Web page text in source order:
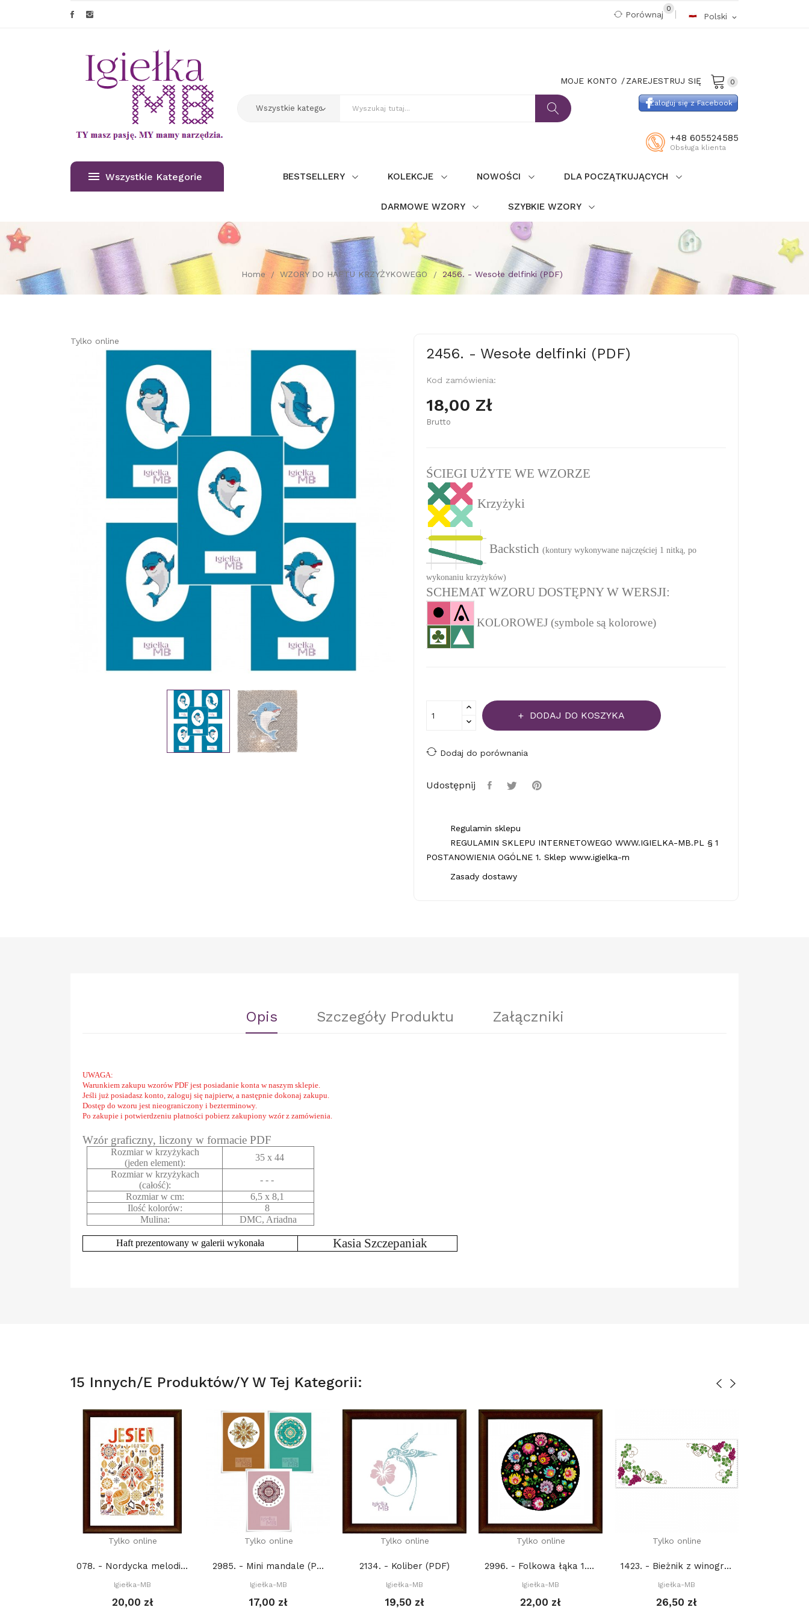
Polski expand_more
Porównaj
0
0
MOJE KONTO ZAREJESTRUJ SIĘ
+48 605524585
Obsługa klienta
Zaloguj się z Facebook
Wszystkie Kategorie BESTSELLERY KOLEKCJE NOWOŚCI DLA POCZĄTKUJĄCYCH
DARMOWE WZORY SZYBKIE WZORY
Home WZORY DO HAFTU KRZYŻYKOWEGO 2456. - Wesołe delfinki (PDF)
Tylko online
2456. - Wesołe delfinki (PDF)
Kod zamówienia:
18,00 Zł
Brutto
ŚCIEGI UŻYTE WE WZORZE
Krzyżyki
Backstich (kontury wykonywane najczęściej 1 nitką, po
wykonaniu krzyżyków)
SCHEMAT WZORU DOSTĘPNY W WERSJI:
KOLOROWEJ (symbole są kolorowe)
DODAJ DO KOSZYKA
Dodaj do porównania
Udostępnij
Regulamin sklepu
REGULAMIN SKLEPU INTERNETOWEGO WWW.IGIELKA-MB.PL § 1
POSTANOWIENIA OGÓLNE 1. Sklep www.igielka-m
Zasady dostawy
Opis Szczegóły Produktu Załączniki
UWAGA:
Warunkiem zakupu wzorów PDF jest posiadanie konta w naszym sklepie.
Jeśli już posiadasz konto, zaloguj się najpierw, a następnie dokonaj zakupu.
Dostęp do wzoru jest nieograniczony i bezterminowy.
Po zakupie i potwierdzeniu płatności pobierz zakupiony wzór z zamówienia.
Wzór graficzny, liczony w formacie PDF
Rozmiar w krzyżykach
(jeden element):
35 x 44
Rozmiar w krzyżykach
(całość):
- - -
Rozmiar w cm:
6,5 x 8,1
Ilość kolorów:
8
Mulina:
DMC, Ariadna
Haft prezentowany w galerii wykonała Kasia Szczepaniak
15 Innych/e Produktów/y W Tej Kategorii:
Tylko online
078. - Nordycka melodia. Cztery Pory roku -...
Igiełka-MB
20,00 zł
Tylko online
2985. - Mini mandale (PDF)
Igiełka-MB
17,00 zł
Tylko online
2134. - Koliber (PDF)
Igiełka-MB
19,50 zł
Tylko online
2996. - Folkowa łąka 1. (PDF)
Igiełka-MB
22,00 zł
Tylko online
1423. - Bieżnik z winogronami (PDF)
Igiełka-MB
26,50 zł